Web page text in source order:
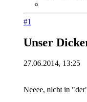
#1
Unser
27.06.2014, 13:25
Neeee, nicht in